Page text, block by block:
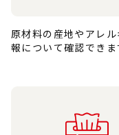
原材料の産地やアレ
報について確認できま